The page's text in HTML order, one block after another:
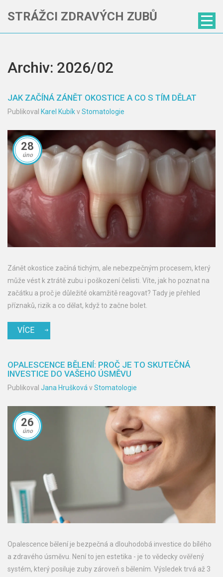
STRÁŽCI ZDRAVÝCH ZUBŮ
Archiv: 2026/02
JAK ZAČÍNÁ ZÁNĚT OKOSTICE A CO S TÍM DĚLAT
Publikoval Karel KubíkvStomatologie
28
úno
Zánět okostice začíná tichým, ale nebezpečným procesem, který
může vést k ztrátě zubu i poškození čelisti. Víte, jak ho poznat na
začátku a proč je důležité okamžitě reagovat? Tady je přehled
příznaků, rizik a co dělat, když to začne bolet.
VÍCE
OPALESCENCE BĚLENÍ: PROČ JE TO SKUTEČNÁ
INVESTICE DO VAŠEHO ÚSMĚVU
Publikoval Jana Hrušková vStomatologie
26
úno
Opalescence bělení je bezpečná a dlouhodobá investice do bílého
a zdravého úsměvu. Není to jen estetika - je to vědecky ověřený
systém, který posiluje zuby zároveň s bělením. Výsledek trvá až 3